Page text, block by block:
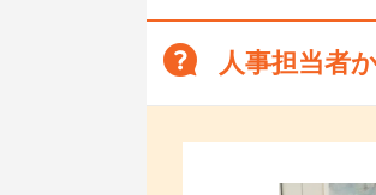
人事担当者